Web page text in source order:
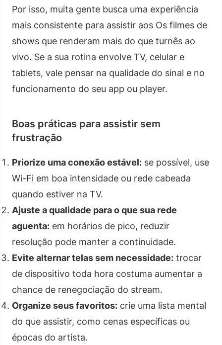
Por isso, muita gente busca uma experiência
mais consistente para assistir aos Os filmes de
shows que renderam mais do que turnês ao
vivo. Se a sua rotina envolve TV, celular e
tablets, vale pensar na qualidade do sinal e no
funcionamento do seu app ou player.
Boas práticas para assistir sem
frustração
Priorize uma conexão estável: se possível, use
Wi-Fi em boa intensidade ou rede cabeada
quando estiver na TV.
Ajuste a qualidade para o que sua rede
aguenta: em horários de pico, reduzir
resolução pode manter a continuidade.
Evite alternar telas sem necessidade: trocar
de dispositivo toda hora costuma aumentar a
chance de renegociação do stream.
Organize seus favoritos: crie uma lista mental
do que assistir, como cenas específicas ou
épocas do artista.